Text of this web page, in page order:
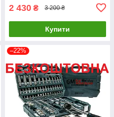
2 430 ₴ 3 200 ₴
Купити
–22%